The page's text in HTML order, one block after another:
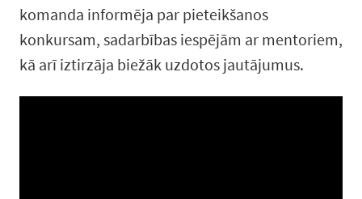
komanda informēja par pieteikšanos
konkursam, sadarbības iespējām ar mentoriem,
kā arī iztirzāja biežāk uzdotos jautājumus.